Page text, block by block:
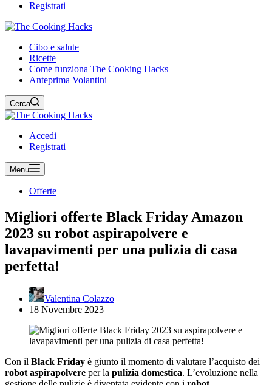
Registrati
Cibo e salute
Ricette
Come funziona The Cooking Hacks
Anteprima Volantini
Cerca
Accedi
Registrati
Menu
Offerte
Migliori offerte Black Friday Amazon
2023 su robot aspirapolvere e
lavapavimenti per una pulizia di casa
perfetta!
Valentina Colazzo
18 Novembre 2023
Con il Black Friday è giunto il momento di valutare l’acquisto dei
robot aspirapolvere per la pulizia domestica. L’evoluzione nella